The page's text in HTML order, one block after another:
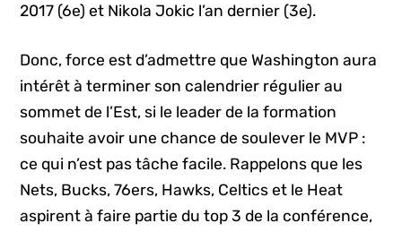
2017 (6e) et Nikola Jokic l’an dernier (3e).
Donc, force est d’admettre que Washington aura
intérêt à terminer son calendrier régulier au
sommet de l’Est, si le leader de la formation
souhaite avoir une chance de soulever le MVP :
ce qui n’est pas tâche facile. Rappelons que les
Nets, Bucks, 76ers, Hawks, Celtics et le Heat
aspirent à faire partie du top 3 de la conférence,